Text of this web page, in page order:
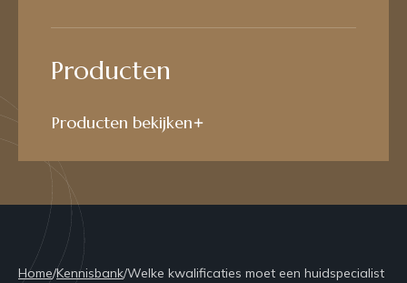
Producten
Producten bekijken
Home/Kennisbank/Welke kwalificaties moet een huidspecialist